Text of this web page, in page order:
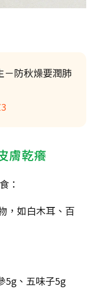
－防秋燥要潤肺
膚乾癢
：
，如白木耳、百
5g、五味子5g